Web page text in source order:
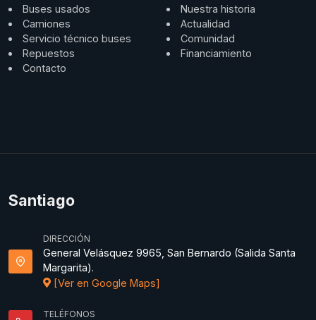
Buses usados
Camiones
Servicio técnico buses
Repuestos
Contacto
Nuestra historia
Actualidad
Comunidad
Financiamiento
Santiago
DIRECCIÓN
General Velásquez 9965, San Bernardo (Salida Santa
Margarita).
[Ver en Google Maps]
TELÉFONOS